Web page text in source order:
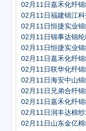
02月11日嘉禾化纤
02月11日福建锦江
02月11日恒捷实业
02月11日锦事达锦
02月11日恒捷实业
02月11日嘉禾化纤
02月11日联华化纤
02月11日海安中山
02月11日兄弟合纤
02月11日嘉禾化纤
02月11日润丰达棉
02月11日山东金亿